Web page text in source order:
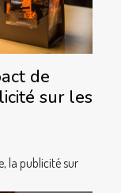
de
sur les
la publicité sur